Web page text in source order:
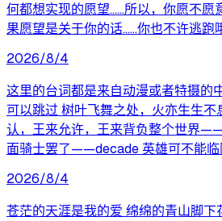
何都想实现的愿望……所以，你愿不愿
果愿望是关于你的话……你也不许逃跑
2026/8/4
这里的台词都是来自动漫或者特摄的
可以跳过 树叶飞舞之处，火亦生生
认，王来允许，王来背负整个世界
面骑士罢了——decade 英雄可不能
2026/8/4
苍茫的天涯是我的爱 绵绵的青山脚下